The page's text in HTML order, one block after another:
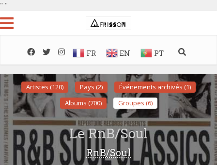
" "
FR EN PT
Artistes (120) Pays (2)
Événements archivés (1)
Albums (700)
Groupes (6)
Le RnB/Soul
RnB/Soul